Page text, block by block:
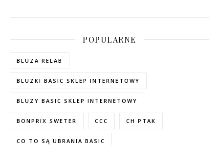
POPULARNE
BLUZA RELAB
BLUZKI BASIC SKLEP INTERNETOWY
BLUZY BASIC SKLEP INTERNETOWY
BONPRIX SWETER CCC CH PTAK
CO TO SĄ UBRANIA BASIC